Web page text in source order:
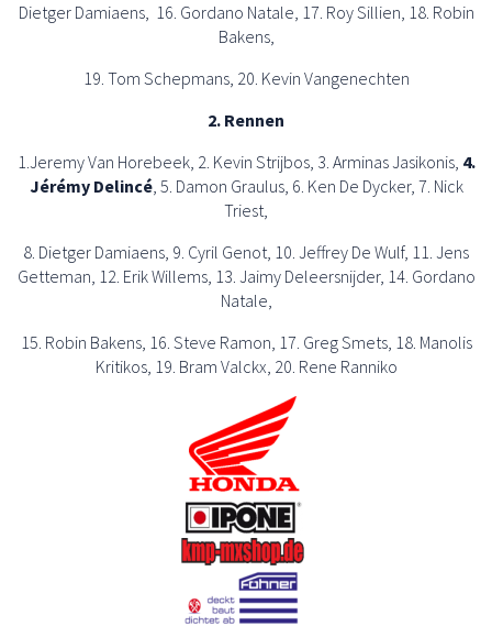
Dietger Damiaens, 16. Gordano Natale, 17. Roy Sillien, 18. Robin
Bakens,
19. Tom Schepmans, 20. Kevin Vangenechten
2. Rennen
1.Jeremy Van Horebeek, 2. Kevin Strijbos, 3. Arminas Jasikonis, 4.
Jérémy Delincé, 5. Damon Graulus, 6. Ken De Dycker, 7. Nick
Triest,
8. Dietger Damiaens, 9. Cyril Genot, 10. Jeffrey De Wulf, 11. Jens
Getteman, 12. Erik Willems, 13. Jaimy Deleersnijder, 14. Gordano
Natale,
15. Robin Bakens, 16. Steve Ramon, 17. Greg Smets, 18. Manolis
Kritikos, 19. Bram Valckx, 20. Rene Ranniko